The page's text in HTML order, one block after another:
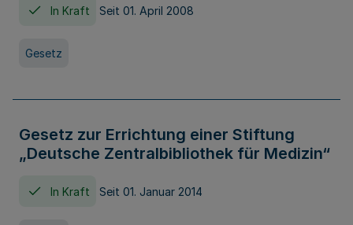
In Kraft Seit 01. April 2008
Gesetz
Gesetz zur Errichtung einer Stiftung
„Deutsche Zentralbibliothek für Medizin“
In Kraft Seit 01. Januar 2014